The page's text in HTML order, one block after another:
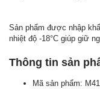
Sản phẩm được nhập
nhiệt độ -18°C giúp giữ
Thông tin sản
Mã sản phẩm: M41